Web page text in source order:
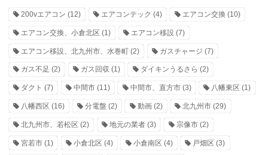
200vエアコン (12) エアコンテック (4) エアコン交換 (10)
エアコン交換、小倉北区 (1) エアコン移設 (7)
エアコン移設、北九州市、水巻町 (2) ガスチャージ (7)
ガス不足 (2) ガス回収 (1) ダイキンうるさら (2)
ダクト (7) 中間市(11) 中間市、直方市(3) 八幡東区 (1)
八幡西区 (16) 分電盤 (2) 動画(2) 北九州市 (29)
北九州市、若松区 (2) 地元の業者(3) 宗像市(2)
宮若市 (1) 小倉北区 (4) 小倉南区 (4) 戸畑区 (3)